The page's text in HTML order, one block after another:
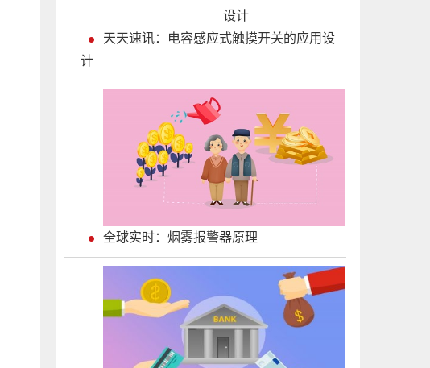
天天速讯：电容感应式触摸开关的应用设
计
全球实时：烟雾报警器原理